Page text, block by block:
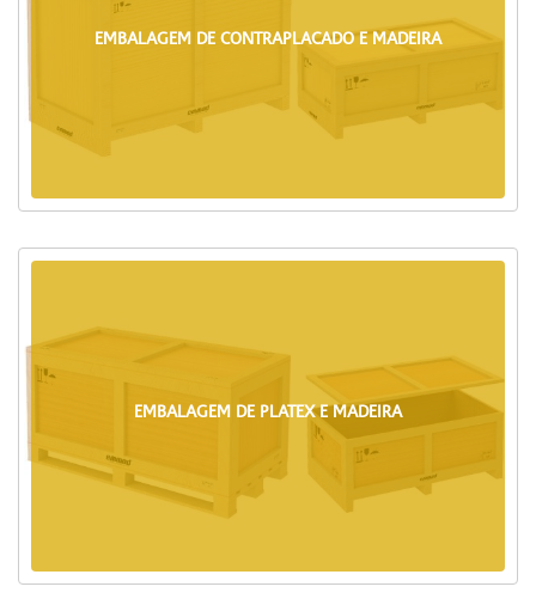
EMBALAGEM DE CONTRAPLACADO E MADEIRA
EMBALAGEM DE PLATEX E MADEIRA